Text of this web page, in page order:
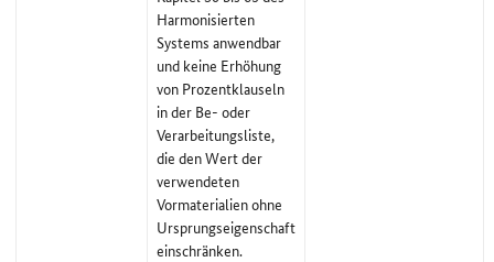
Harmonisierten
Systems anwendbar
und keine Erhöhung
von Prozentklauseln
in der Be- oder
Verarbeitungsliste,
die den Wert der
verwendeten
Vormaterialien ohne
Ursprungseigenschaft
einschränken.